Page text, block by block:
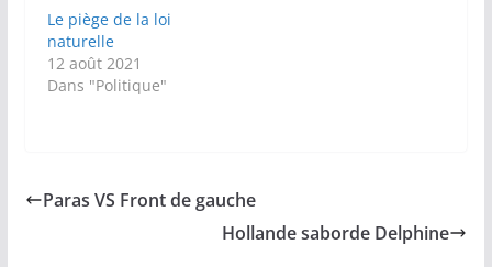
Le piège de la loi
naturelle
12 août 2021
Dans "Politique"
Paras VS Front de gauche
Hollande saborde Delphine